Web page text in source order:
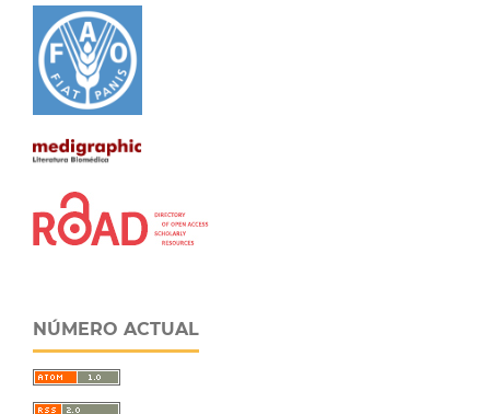
NÚMERO ACTUAL